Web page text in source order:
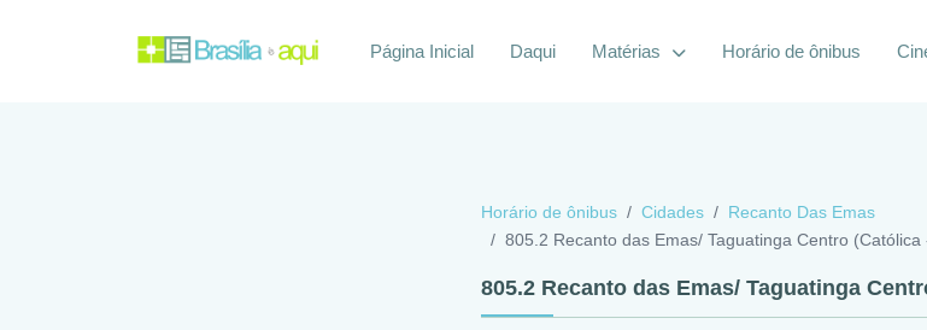
Página Inicial Daqui Matérias Horário de ônibus
Horário de ônibus Cidades
Recanto Das Emas
805.2 Recanto das Emas/ Taguatinga Centro
805.2 Recanto das Emas/ Taguatinga